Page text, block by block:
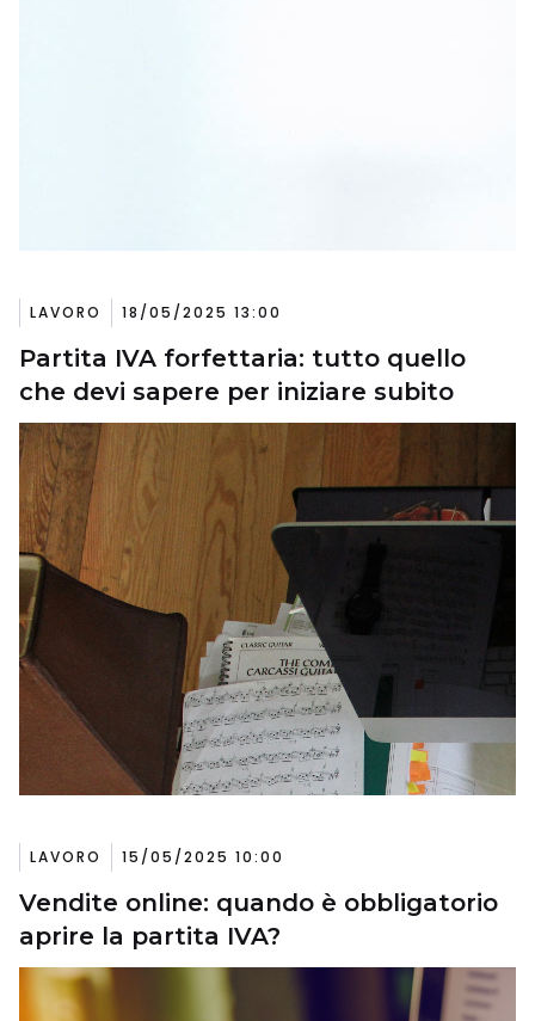
LAVORO 18/05/2025 13:00
Partita IVA forfettaria: tutto quello
che devi sapere per iniziare subito
LAVORO 15/05/2025 10:00
Vendite online: quando è obbligatorio
aprire la partita IVA?